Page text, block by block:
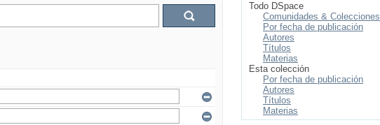
Todo DSpace
Comunidades & Colecciones
Por fecha de publicación
Autores
Títulos
Materias
Esta colección
Por fecha de publicación
Autores
Títulos
Materias